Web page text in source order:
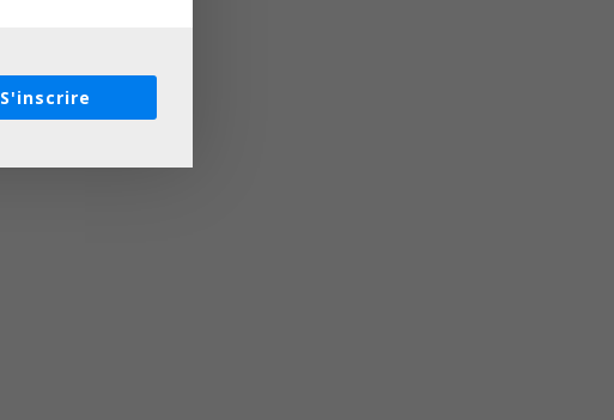
S'inscrire